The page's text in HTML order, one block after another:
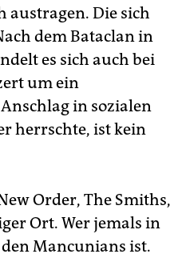
austragen. Die sich
dem Bataclan in
es sich auch bei
um ein
in sozialen
herrschte, ist kein
Order, The Smiths,
Ort. Wer jemals in
Mancunians ist.